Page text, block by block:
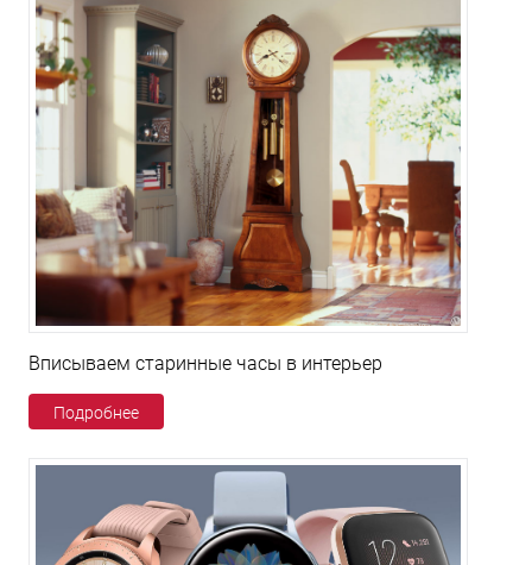
Вписываем старинные часы в интерьер
Подробнее